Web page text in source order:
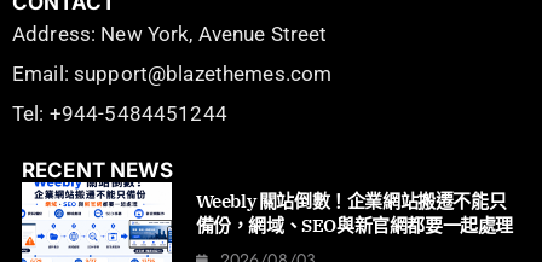
Address: New York, Avenue Street
Email: support@blazethemes.com
Tel: +944-5484451244
RECENT NEWS
Weebly 關站倒數！企業網站搬遷不能只
備份，網域、SEO與新官網都要一起處理